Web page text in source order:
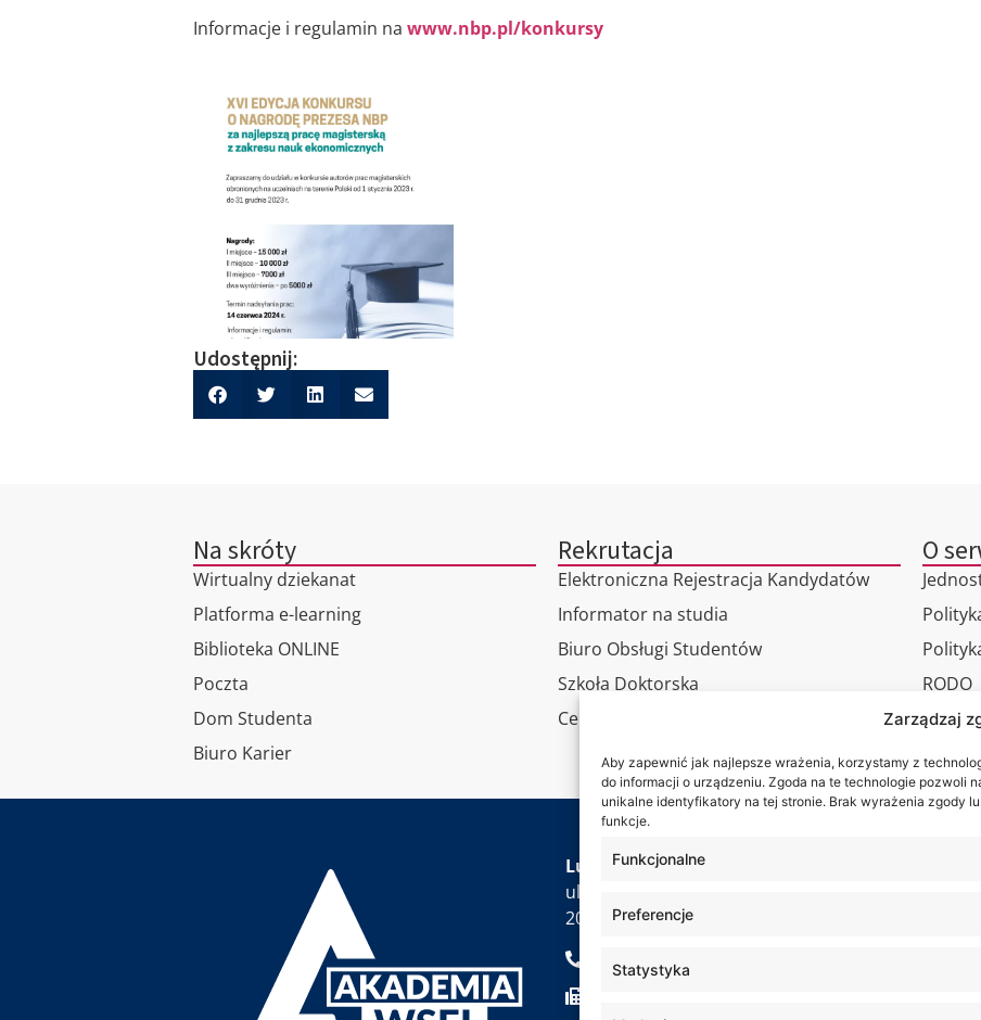
Zarządzaj
Aby zapewnić jak najlepsze wrażenia, korzystamy z
do informacji o urządzeniu. Zgoda na te technologie pozwoli
unikalne identyfikatory na tej stronie. Brak wyrażenia zgody
funkcje.
Funkcjonalne
Preferencje
Statystyka
Informacje i regulamin na www.nbp.pl/konkursy
Udostępnij:
Na skróty
Wirtualny dziekanat
Platforma e-learning
Biblioteka ONLINE
Poczta
Dom Studenta
Biuro Karier
Rekrutacja
Elektroniczna Rejestracja Kandydatów
Informator na studia
Biuro Obsługi Studentów
Szkoła Doktorska
Centrum Studiów Podyplomowych
O
RODO
Lubelska Akademia WSEI
ul. Projektowa 4
20-209 Lublin
+48 81 749 17 70